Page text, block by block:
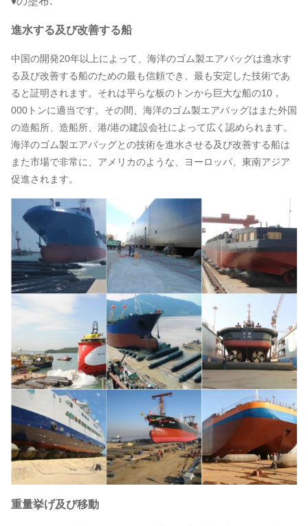
進水する及び改善する船
中国の開発20年以上によって、海洋のゴム製エアバッグは進水す
る及び改善する船のための最も信頼でき、最も安定した技術であ
ると証明されます。それは平らな板のトンから巨大な船の10，
000トンに適当です。その間、海洋のゴム製エアバッグはまた外国
の造船所、造船所、港/港の建設会社によって広く認められます。
海洋のゴム製エアバッグとの技術を進水させる及び改善する船は
また市場で非常に、アメリカのような、ヨーロッパ、東南アジア
促進されます。
重量挙げ及び移動